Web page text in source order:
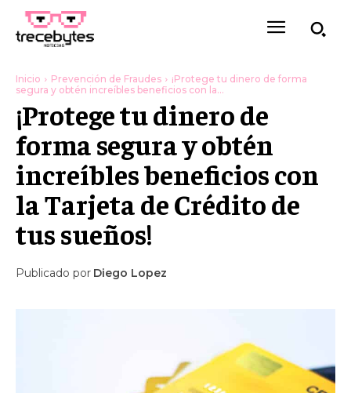
Inicio Prevención de Fraudes
¡Protege tu dinero de forma
segura y obtén increíbles beneficios con la...
¡Protege tu dinero de
forma segura y obtén
increíbles beneficios con
la Tarjeta de Crédito de
tus sueños!
Publicado por Diego Lopez